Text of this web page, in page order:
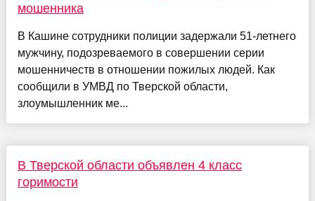
мошенника
В Кашине сотрудники полиции задержали 51-летнего
мужчину, подозреваемого в совершении серии
мошенничеств в отношении пожилых людей. Как
сообщили в УМВД по Тверской области,
злоумышленник ме...
В Тверской области объявлен 4 класс
горимости